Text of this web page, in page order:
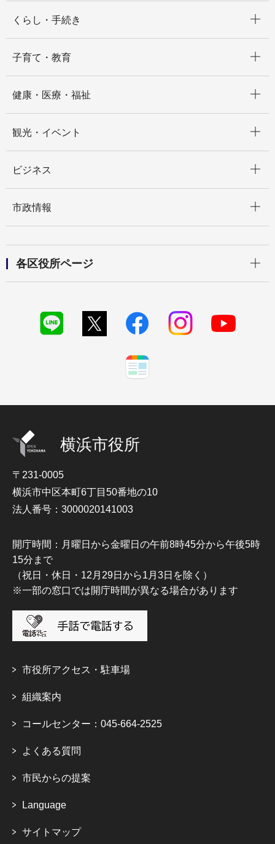
くらし・手続き
子育て・教育
健康・医療・福祉
観光・イベント
ビジネス
市政情報
各区役所ページ
横浜市役所
〒231-0005
横浜市中区本町6丁目50番地の10
法人番号：3000020141003
開庁時間：月曜日から金曜日の午前8時45分から午後5時
15分まで
（祝日・休日・12月29日から1月3日を除く）
※一部の窓口では開庁時間が異なる場合があります
市役所アクセス・駐車場
組織案内
コールセンター：045-664-2525
よくある質問
市民からの提案
Language
サイトマップ